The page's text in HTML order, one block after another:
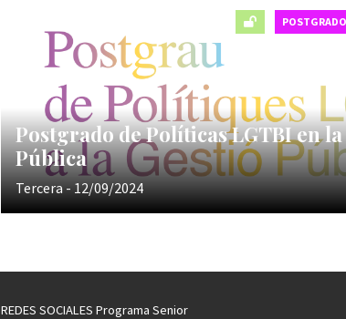
POSTGRADO
Postgrado de Políticas LGTBI en
Pública
Tercera - 12/09/2024
REDES SOCIALES Programa Senior